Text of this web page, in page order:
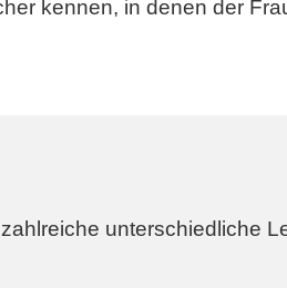
kennen, in denen der
unterschiedliche